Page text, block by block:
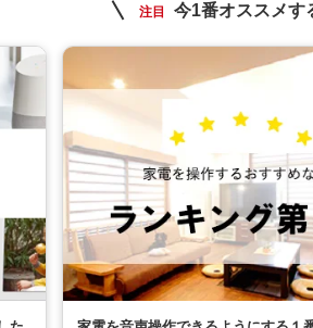
注目 今1番オススメす